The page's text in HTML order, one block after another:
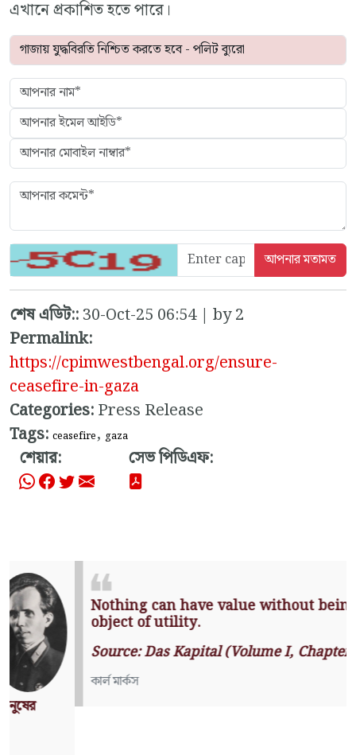
এখানে প্রকাশিত হতে পারে।
শেষ এডিট::30-Oct-25 06:54 | by 2
Permalink:
https://cpimwestbengal.org/ensure-
ceasefire-in-gaza
Categories:Press Release
Tags: ceasefire, gaza
শেয়ার: সেভ পিডিএফ:
Nothing can have value without
being an object of utility.
Source: Das Kapital (Volume I,
Chapter 1)
কার্ল মার্কস